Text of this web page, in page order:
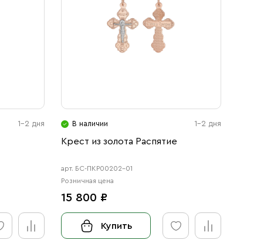
1-2 дня В наличии 1-2 дня
Крест из золота Распятие
арт. БС-ПКР00202-01
Розничная цена
15 800 ₽
Купить